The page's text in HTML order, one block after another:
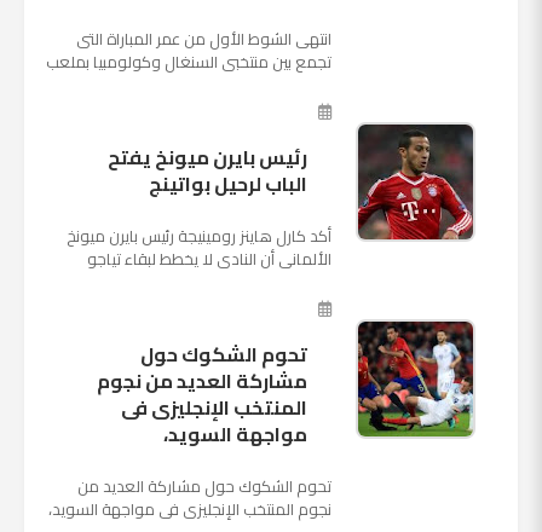
انتهى الشوط الأول من عمر المباراة التى
تجمع بين منتخبى السنغال وكولومبيا بملعب
الثالثة والأ...
رئيس بايرن ميونخ يفتح
الباب لرحيل بواتينج
أكد كارل هاينز رومينيجة رئيس بايرن ميونخ
الألمانى أن النادى لا يخطط لبقاء تياجو
وأنه سيستم...
تحوم الشكوك حول
مشاركة العديد من نجوم
المنتخب الإنجليزى فى
مواجهة السويد،
تحوم الشكوك حول مشاركة العديد من
نجوم المنتخب الإنجليزى فى مواجهة السويد،